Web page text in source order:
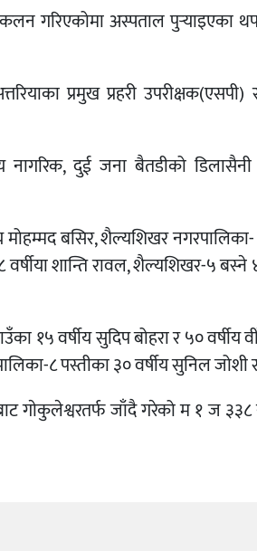
गरिएकोमा अस्पताल पुर्‍याइएका
प्रमुख प्रहरी
दुई जना बैतडीको
मोहम्मद बसिर, शैल्यशिखर
वर्षीया शान्ति रावल, शैल्यशिखर-५
१५ वर्षीय सुदिप बोहरा र ५० वर्षीय
८ पस्तीका ३० वर्षीय सुनिल
गाेकुलेश्वरतर्फ जाँदै गरेको म १ ज ३३८